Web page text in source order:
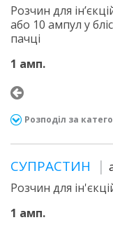
Розчин для
або 10 ампул у
пачці
1 амп.
Розподіл за
СУПРАСТИН
Розчин для
1 амп.